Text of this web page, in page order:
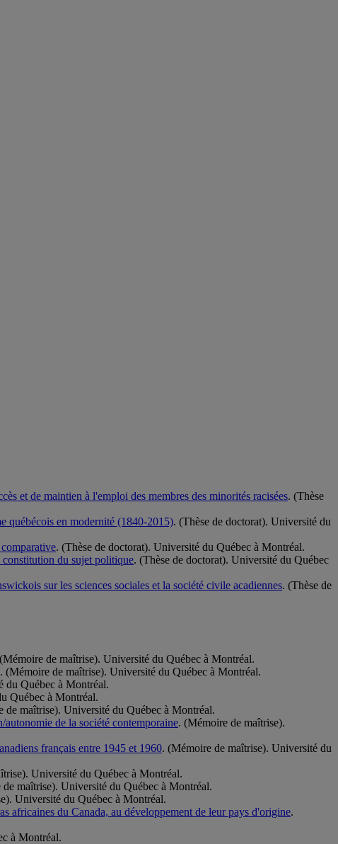
et de maintien à l'emploi des membres des minorités racisées. (Thèse
québécois en modernité (1840-2015). (Thèse de doctorat). Université du
. (Thèse de doctorat). Université du Québec à Montréal.
constitution du sujet politique. (Thèse de doctorat). Université du Québec
sur les sciences sociales et la société civile acadiennes. (Thèse de
de maîtrise). Université du Québec à Montréal.
. (Mémoire de maîtrise). Université du Québec à Montréal.
du Québec à Montréal.
Québec à Montréal.
de maîtrise). Université du Québec à Montréal.
de la société contemporaine. (Mémoire de maîtrise).
français entre 1945 et 1960. (Mémoire de maîtrise). Université du
Université du Québec à Montréal.
maîtrise). Université du Québec à Montréal.
Université du Québec à Montréal.
africaines du Canada, au développement de leur pays d'origine.
à Montréal.